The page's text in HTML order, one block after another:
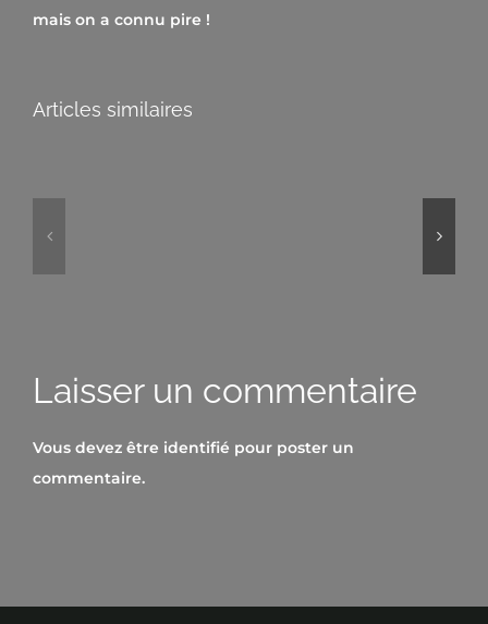
mais on a connu pire !
Articles similaires
Laisser un commentaire
Vous devez être identifié pour poster un
commentaire.